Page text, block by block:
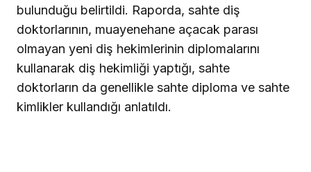
bulunduğu belirtildi. Raporda, sahte diş
doktorlarının, muayenehane açacak parası
olmayan yeni diş hekimlerinin diplomalarını
kullanarak diş hekimliği yaptığı, sahte
doktorların da genellikle sahte diploma ve sahte
kimlikler kullandığı anlatıldı.